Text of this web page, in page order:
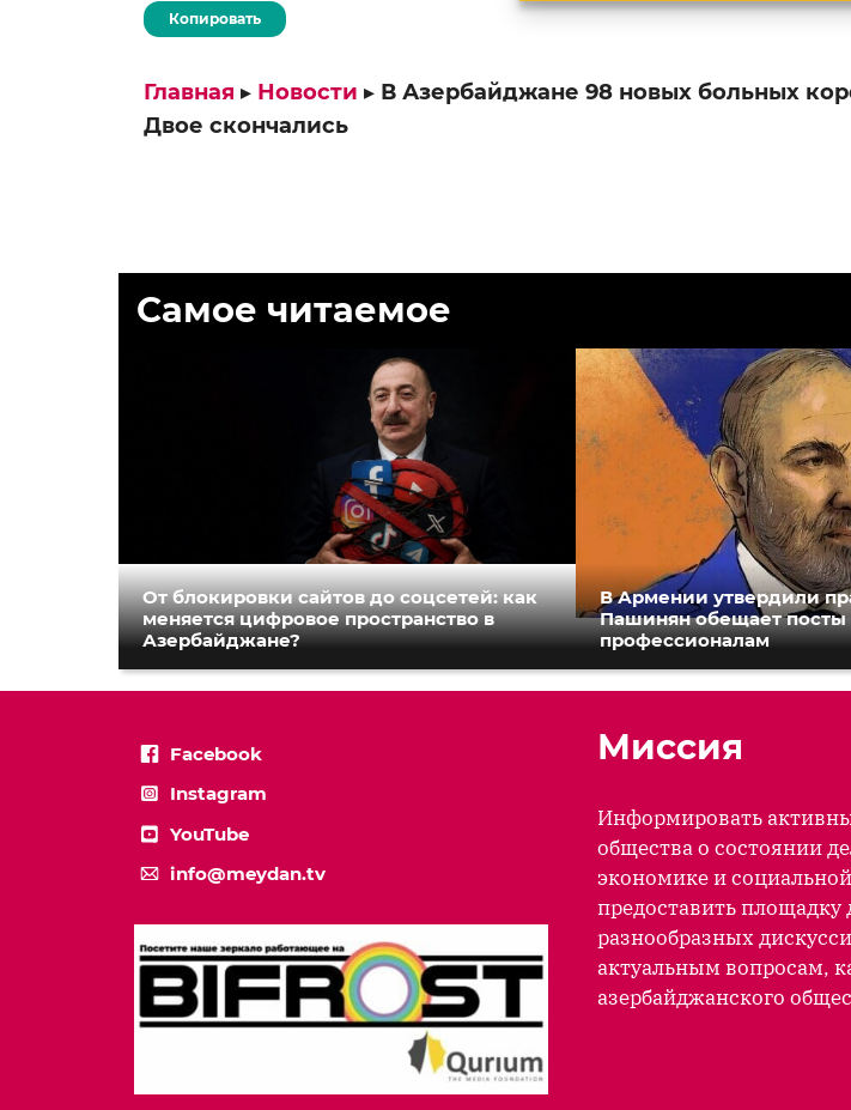
Копировать
Главная ▸ Новости ▸ В Азербайджане 98 новых больных
Двое скончались
Самое читаемое
От блокировки сайтов до соцсетей: как
меняется цифровое пространство в
Азербайджане?
В Армении утвердили
Пашинян обещает посты
профессионалам
Facebook
Instagram
YouTube
info@meydan.tv
Миссия
Информировать
общества о состоянии
экономике и
предоставить
разнообразных
актуальным вопросам,
азербайджанского